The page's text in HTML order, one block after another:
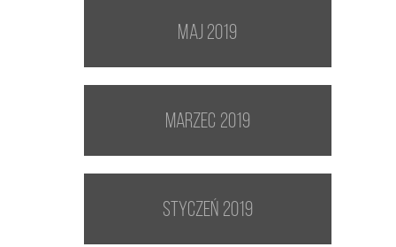
maj 2019
marzec 2019
styczeń 2019